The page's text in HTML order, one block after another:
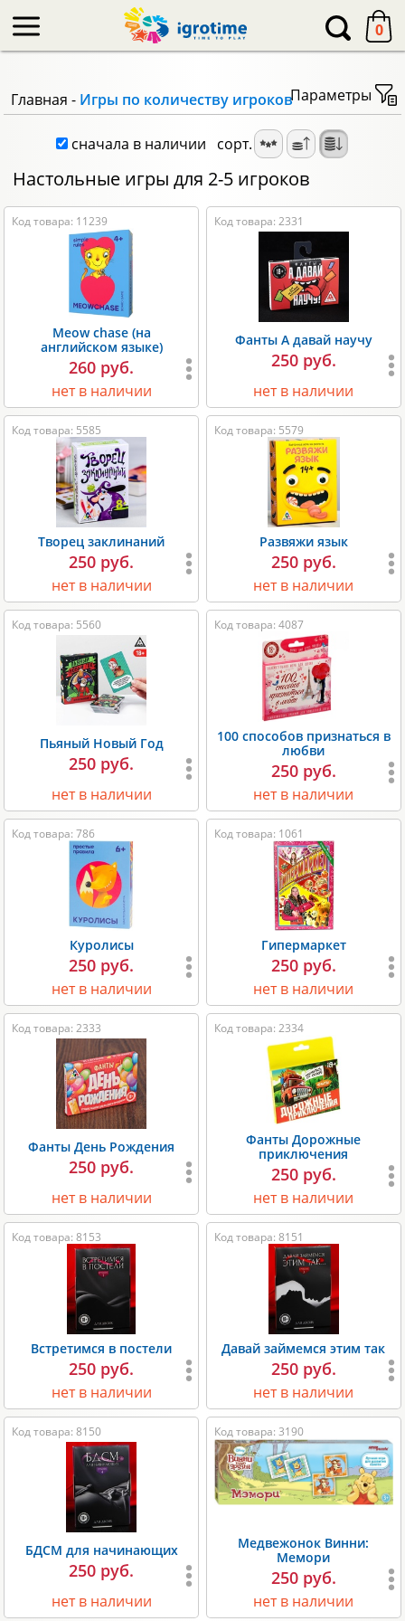
0
Главная - Игры по количеству игроковПараметры
сначала в наличии сорт.
Настольные игры для 2-5 игроков
Код товара: 11239
Meow chase (на
английском языке)
260 руб.
нет в наличии
Код товара: 2331
Фанты А давай научу
250 руб.
нет в наличии
Код товара: 5585
Творец заклинаний
250 руб.
нет в наличии
Код товара: 5579
Развяжи язык
250 руб.
нет в наличии
Код товара: 5560
Пьяный Новый Год
250 руб.
нет в наличии
Код товара: 4087
100 способов признаться в
любви
250 руб.
нет в наличии
Код товара: 786
Куролисы
250 руб.
нет в наличии
Код товара: 1061
Гипермаркет
250 руб.
нет в наличии
Код товара: 2333
Фанты День Рождения
250 руб.
нет в наличии
Код товара: 2334
Фанты Дорожные
приключения
250 руб.
нет в наличии
Код товара: 8153
Встретимся в постели
250 руб.
нет в наличии
Код товара: 8151
Давай займемся этим так
250 руб.
нет в наличии
Код товара: 8150
БДСМ для начинающих
250 руб.
нет в наличии
Код товара: 3190
Медвежонок Винни:
Мемори
250 руб.
нет в наличии